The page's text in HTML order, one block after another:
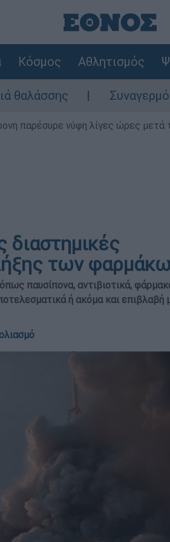
Κόσμος Αθλητισμός
Συναγερμός από
παρέσυρε νύφη λίγες ώρες μετά
των
παυσίπονα, αντιβιοτικά,
ή ακόμα και επιβλαβή